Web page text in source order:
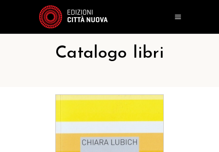
Catalogo libri